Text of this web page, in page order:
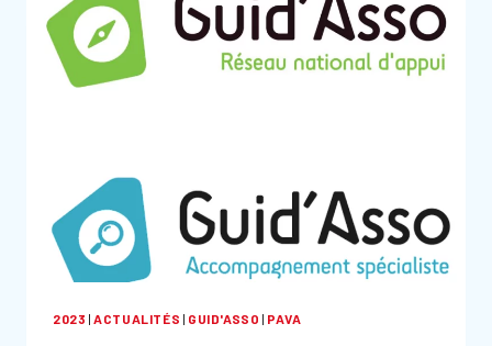
TRANSITION
ÉCOLOGIQUE
2023 |ACTUALITÉS | GUID'ASSO | PAVA